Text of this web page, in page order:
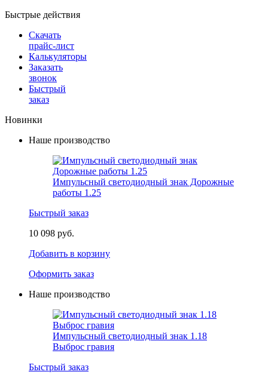
Быстрые действия
Скачать
прайс-лист
Калькуляторы
Заказать
звонок
Быстрый
заказ
Новинки
Наше производство
Импульсный светодиодный знак Дорожные
работы 1.25
Быстрый заказ
10 098 руб.
Добавить в корзину
Оформить заказ
Наше производство
Импульсный светодиодный знак 1.18
Выброс гравия
Быстрый заказ